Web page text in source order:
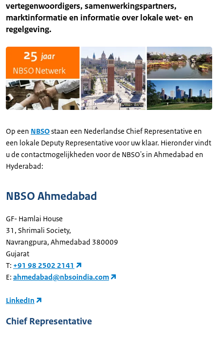
vertegenwoordigers, samenwerkingspartners,
marktinformatie en informatie over lokale wet- en
regelgeving.
Op een NBSOstaan een Nederlandse Chief Representative en
een lokale Deputy Representative voor uw klaar. Hieronder vindt
u de contactmogelijkheden voor de NBSO's in Ahmedabad en
Hyderabad:
NBSO Ahmedabad
GF- Hamlai House
31, Shrimali Society,
Navrangpura, Ahmedabad 380009
Gujarat
T: +91 98 2502 2141
E: ahmedabad@nbsoindia.com
LinkedIn
Chief Representative